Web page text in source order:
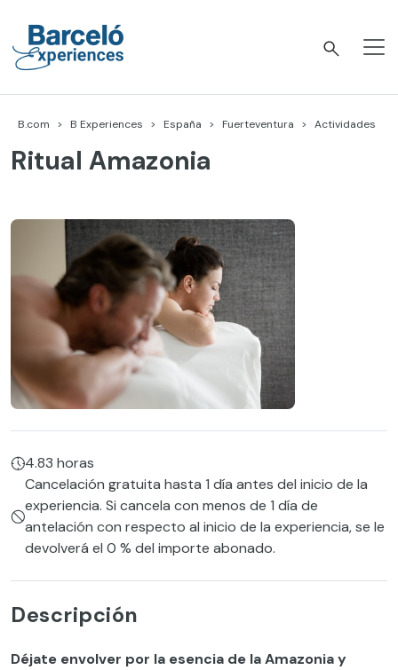
content
B.com B Experiences España Fuerteventura Actividades
Ritual Amazonia
4.83 horas
Cancelación gratuita hasta 1 día antes del inicio de la
experiencia. Si cancela con menos de 1 día de
antelación con respecto al inicio de la experiencia, se le
devolverá el 0 % del importe abonado.
Descripción
Déjate envolver por la esencia de la Amazonia y